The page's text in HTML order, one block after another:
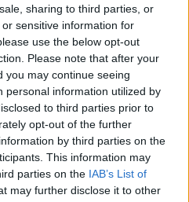
sharing to third parties, or
sensitive information for
use the below opt-out
Please note that after your
you may continue seeing
personal information utilized by
to third parties prior to
opt-out of the further
by third parties on the
This information may
parties on the IAB’s List of
may further disclose it to other